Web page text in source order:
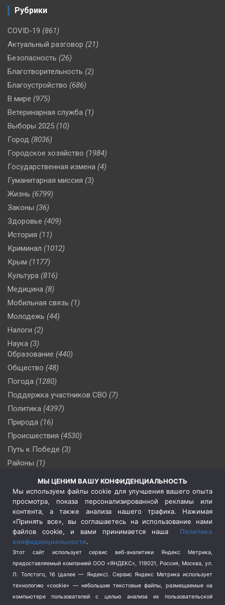
Рубрики
COVID-19 (861)
Актуальный разговор (21)
Безопасность (26)
Благотворительность (2)
Благоустройство (686)
В мире (975)
Ветеринарная служба (1)
Выборы 2025 (10)
Город (8036)
Городское хозяйство (1984)
Государственная измена (4)
Гуманитарная миссия (3)
Жизнь (6799)
Законы (36)
Здоровье (409)
История (11)
Криминал (1012)
Крым (1177)
Культура (816)
Медицина (8)
Мобильная связь (1)
Молодежь (44)
Налоги (2)
Наука (3)
Образование (440)
Общество (48)
Погода (1280)
Поддержка участников СВО (7)
Политика (4397)
Природа (16)
Происшествия (4530)
Путь к Победе (3)
Районы (1)
(510)
Сельское хозяйство (3)
Социальная политика
(3)
Спецоперация в Украине
Спецоперация на Украине
(404)
Спорт (740)
Терроризм (1)
Транспорт (262)
Туризм (178)
МЫ ЦЕНИМ ВАШУ КОНФИДЕНЦИАЛЬНОСТЬ
Мы используем файлы cookie для улучшения вашего опыта
просмотра, показа персонализированной рекламы или
контента, а также анализа нашего трафика. Нажимая
«Принять все», вы соглашаетесь на использование нами
файлов cookie, и вами принимается наша Политика
конфиденциальности.
Этот сайт использует сервис веб-аналитики Яндекс Метрика,
предоставляемый компанией ООО «ЯНДЕКС», 119021, Россия, Москва, ул.
Л. Толстого, 16 (далее — Яндекс). Сервис Яндекс Метрика использует
технологию «cookie» — небольшие текстовые файлы, размещаемые на
компьютере пользователей с целью анализа их пользовательской